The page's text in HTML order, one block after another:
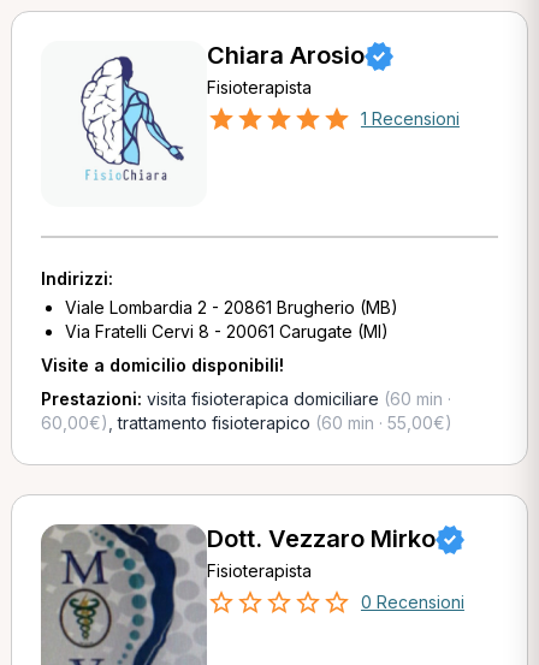
Chiara Arosio
Fisioterapista
1 Recensioni
Indirizzi:
Viale Lombardia 2 - 20861 Brugherio (MB)
Via Fratelli Cervi 8 - 20061 Carugate (MI)
Visite a domicilio disponibili!
Prestazioni: visita fisioterapica domiciliare (60 min ·
60,00€) ,trattamento fisioterapico (60 min · 55,00€)
Dott. Vezzaro Mirko
Fisioterapista
0 Recensioni